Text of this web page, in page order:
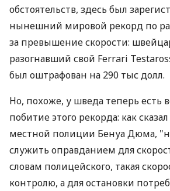
обстоятельств, здесь был
нынешний мировой рекорд по
за превышение скорости:
разогнавший свой Ferrari
был оштрафован на 290 тыс долл.
Но, похоже, у шведа теперь есть
побитие этого рекорда: как
местной полиции Бенуа Дюма,
служить оправданием для
словам полицейского, такая
контролю, а для остановки